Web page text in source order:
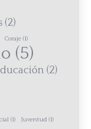
(2)
Coraje (1)
(5)
(2)
(1) Juventud (1)